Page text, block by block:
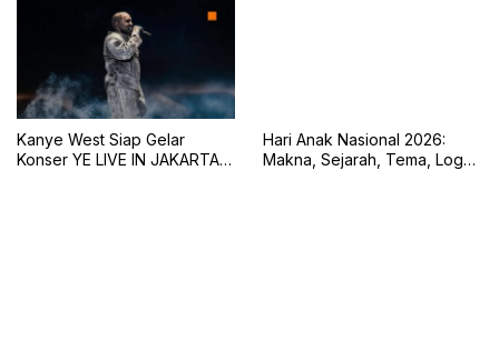
Kanye West Siap Gelar
Konser YE LIVE IN JAKARTA
Hari Anak Nasional 2026:
Makna, Sejarah, Tema, Logo,